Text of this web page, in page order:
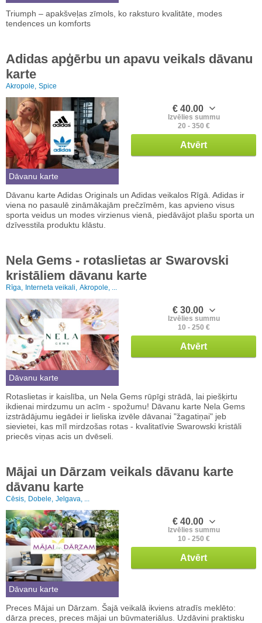
Triumph – apakšveļas zīmols, ko raksturo kvalitāte, modes
tendences un komforts
Adidas apģērbu un apavu veikals dāvanu
karte
Akropole, Spice
Dāvanu karte
€ 40.00
Izvēlies summu
20 - 350 €
Atvērt
Dāvanu karte Adidas Originals un Adidas veikalos Rīgā. Adidas ir
viena no pasaulē zināmākajām prečzīmēm, kas apvieno visus
sporta veidus un modes virzienus vienā, piedāvājot plašu sporta un
dzīvesstila produktu klāstu.
Nela Gems - rotaslietas ar Swarovski
kristāliem dāvanu karte
Rīga, Interneta veikali, Akropole, ...
Dāvanu karte
€ 30.00
Izvēlies summu
10 - 250 €
Atvērt
Rotaslietas ir kaislība, un Nela Gems rūpīgi strādā, lai piešķirtu
ikdienai mirdzumu un acīm - spožumu! Dāvanu karte Nela Gems
izstrādājumu iegādei ir lieliska izvēle dāvanai "žagatiņai" jeb
sievietei, kas mīl mirdzošas rotas - kvalitatīvie Swarowski kristāli
priecēs viņas acis un dvēseli.
Mājai un Dārzam veikals dāvanu karte
dāvanu karte
Cēsis, Dobele, Jelgava, ...
Dāvanu karte
€ 40.00
Izvēlies summu
10 - 250 €
Atvērt
Preces Mājai un Dārzam. Šajā veikalā ikviens atradīs meklēto:
dārza preces, preces mājai un būvmateriālus. Uzdāvini praktisku